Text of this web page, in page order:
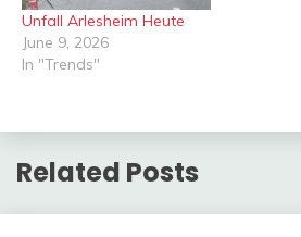
Unfall Arlesheim Heute
June 9, 2026
In "Trends"
Related Posts